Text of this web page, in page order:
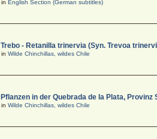
inEnglish Section (German subtitles)
Trebo - Retanilla trinervia (Syn. Trevoa
inWilde Chinchillas, wildes Chile
Pflanzen in der Quebrada de la Plata, Provinz
inWilde Chinchillas, wildes Chile